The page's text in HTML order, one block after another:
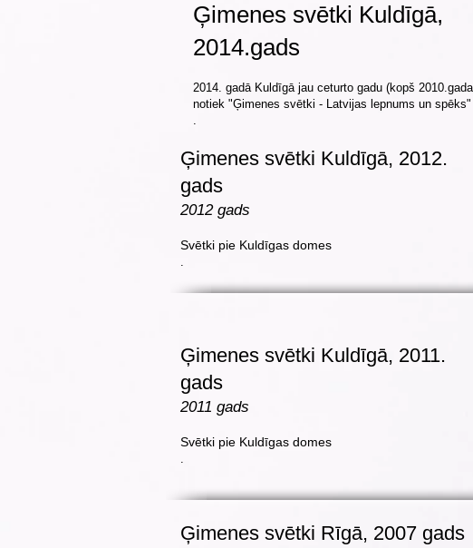
Ģimenes svētki Kuldīgā,
2014.gads
2014. gadā Kuldīgā jau ceturto gadu (kopš
notiek "Ģimenes svētki - Latvijas lepnums un spēks"
.
Ģimenes svētki Kuldīgā, 2012.
gads
2012 gads
Svētki pie Kuldīgas domes
.
Ģimenes svētki Kuldīgā, 2011.
gads
2011 gads
Svētki pie Kuldīgas domes
.
Ģimenes svētki Rīgā, 2007 gads